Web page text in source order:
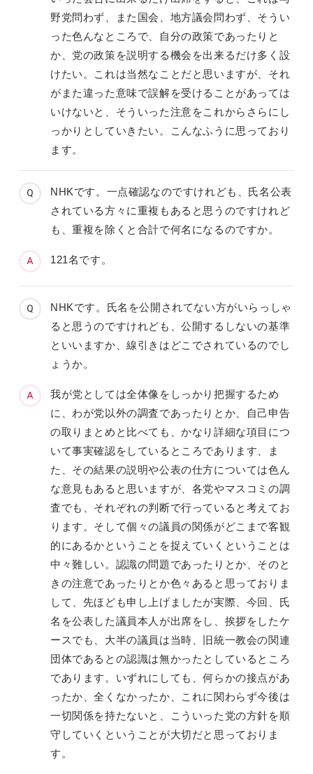
野党問わず、また国会、地方議会問わず、そうい
った色んなところで、自分の政策であったりと
か、党の政策を説明する機会を出来るだけ多く設
けたい。これは当然なことだと思いますが、それ
がまた違った意味で誤解を受けることがあっては
いけないと、そういった注意をこれからさらにし
っかりとしていきたい。こんなふうに思っており
ます。
NHKです。一点確認なのですけれども、氏名公表
されている方々に重複もあると思うのですけれど
も、重複を除くと合計で何名になるのですか。
121名です。
NHKです。氏名を公開されてない方がいらっしゃ
ると思うのですけれども、公開するしないの基準
といいますか、線引きはどこでされているのでし
ょうか。
我が党としては全体像をしっかり把握するため
に、わが党以外の調査であったりとか、自己申告
の取りまとめと比べても、かなり詳細な項目につ
いて事実確認をしているところであります、ま
た、その結果の説明や公表の仕方については色ん
な意見もあると思いますが、各党やマスコミの調
査でも、それぞれの判断で行っていると考えてお
ります。そして個々の議員の関係がどこまで客観
的にあるかということを捉えていくということは
中々難しい。認識の問題であったりとか、そのと
きの注意であったりとか色々あると思っておりま
して、先ほども申し上げましたが実際、今回、氏
名を公表した議員本人が出席をし、挨拶をしたケ
ースでも、大半の議員は当時、旧統一教会の関連
団体であるとの認識は無かったとしているところ
であります。いずれにしても、何らかの接点があ
ったか、全くなかったか、これに関わらず今後は
一切関係を持たないと、こういった党の方針を順
守していくということが大切だと思っておりま
す。